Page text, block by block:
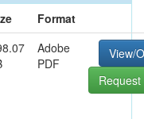
Format
Adobe
PDF
View/